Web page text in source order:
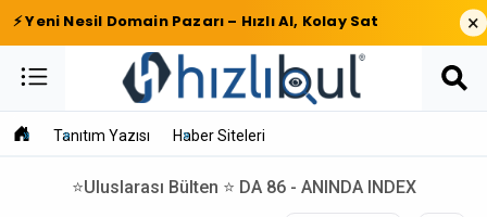
⚡ Yeni Nesil Domain Pazarı – Hızlı Al, Kolay Sat ×
Tanıtım Yazısı Haber Siteleri
⭐Uluslarası Bülten ⭐ DA 86 - ANINDA INDEX